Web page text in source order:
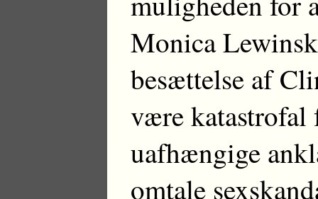
Monica
besættelse af
være
uafhængige
omtale